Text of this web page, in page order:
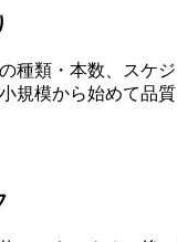
種類・本数、スケ
規模から始めて品